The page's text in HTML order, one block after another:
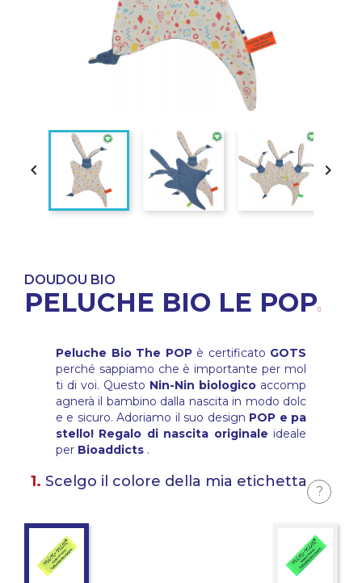
 
DOUDOU BIO
PELUCHE BIO LE POP
Peluche Bio The POP è certificato GOTS
perché sappiamo che è importante per mol
ti di voi. Questo Nin-Nin biologico accomp
agnerà il bambino dalla nascita in modo dolc
e e sicuro. Adoriamo il suo design POP e pa
stello! Regalo di nascita originale ideale
per Bioaddicts .
1. Scelgo il colore della mia etichetta
?